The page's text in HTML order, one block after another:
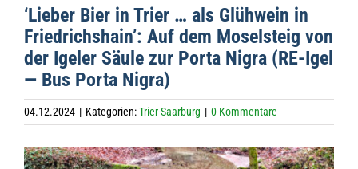
‘Lie­ber Bier in Trier … als Glüh­wein in
Fried­richs­hain’: Auf dem Mosel­steig von
der Ige­ler Säule zur Porta Nigra (RE-Igel
— Bus Porta Nigra)
04.12.2024 | Kategorien:Trier-Saarburg | 0 Kommentare
Zeige